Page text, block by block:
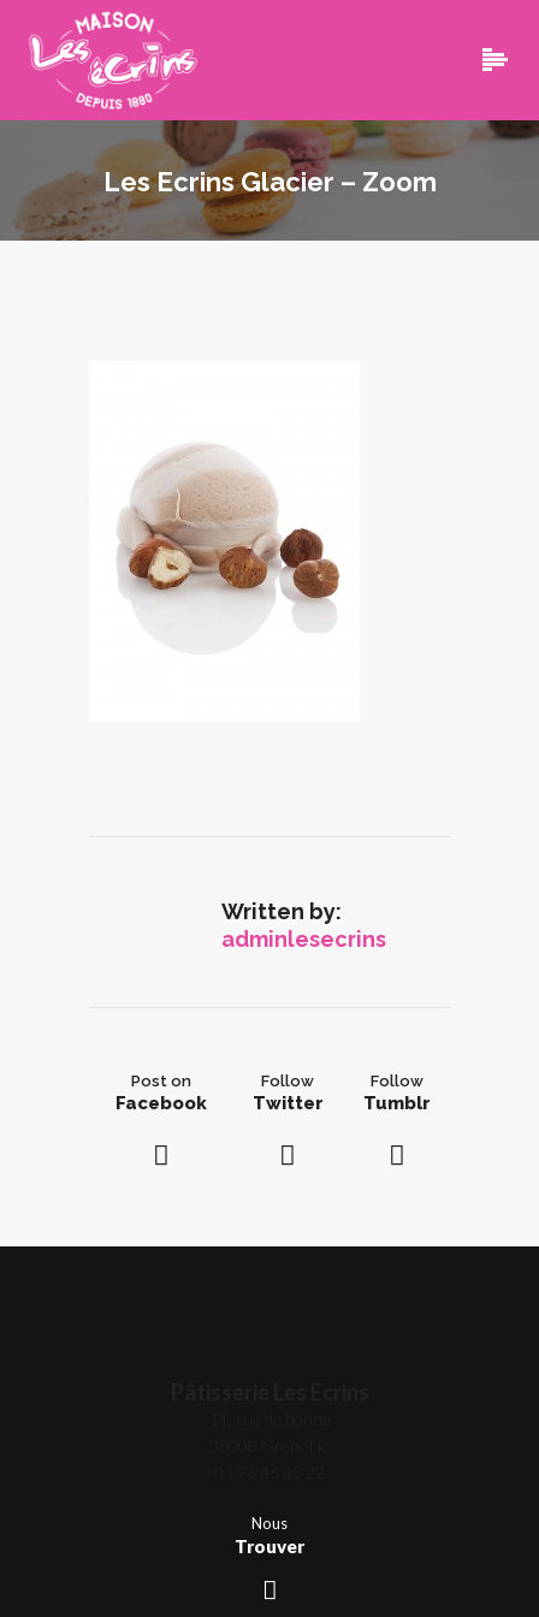
Les Ecrins Glacier – Zoom
Written by:
adminlesecrins
Post on
Facebook
Follow
Twitter
Follow
Tumblr
Nous
Trouver